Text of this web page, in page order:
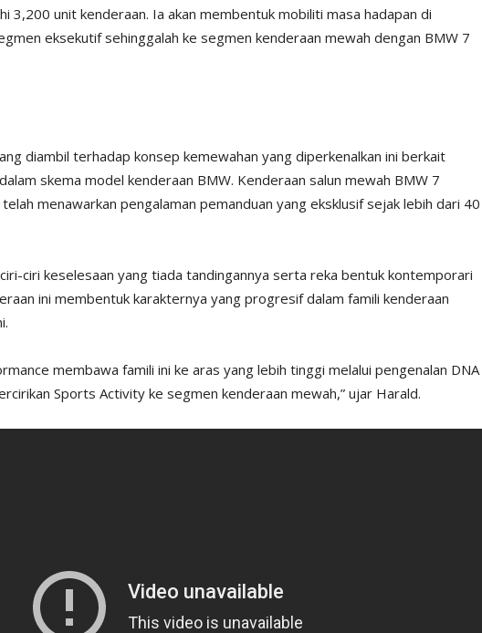
3,200 unit kenderaan. Ia akan membentuk mobiliti masa hadapan di
eksekutif sehinggalah ke segmen kenderaan mewah dengan BMW 7
diambil terhadap konsep kemewahan yang diperkenalkan ini berkait
skema model kenderaan BMW. Kenderaan salun mewah BMW 7
menawarkan pengalaman pemanduan yang eksklusif sejak lebih dari 40
ciri keselesaan yang tiada tandingannya serta reka bentuk kontemporari
ini membentuk karakternya yang progresif dalam famili kenderaan
membawa famili ini ke aras yang lebih tinggi melalui pengenalan DNA
Sports Activity ke segmen kenderaan mewah,” ujar Harald.